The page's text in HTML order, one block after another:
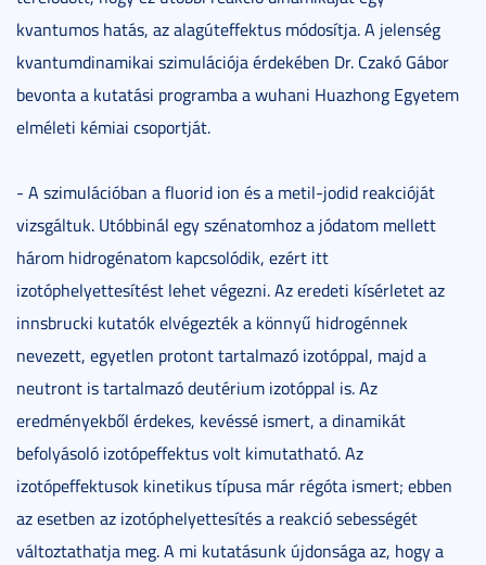
kvantumos hatás, az alagúteffektus módosítja. A jelenség
kvantumdinamikai szimulációja érdekében Dr. Czakó Gábor
bevonta a kutatási programba a wuhani Huazhong Egyetem
elméleti kémiai csoportját.
- A szimulációban a fluorid ion és a metil-jodid reakcióját
vizsgáltuk. Utóbbinál egy szénatomhoz a jódatom mellett
három hidrogénatom kapcsolódik, ezért itt
izotóphelyettesítést lehet végezni. Az eredeti kísérletet az
innsbrucki kutatók elvégezték a könnyű hidrogénnek
nevezett, egyetlen protont tartalmazó izotóppal, majd a
neutront is tartalmazó deutérium izotóppal is. Az
eredményekből érdekes, kevéssé ismert, a dinamikát
befolyásoló izotópeffektus volt kimutatható. Az
izotópeffektusok kinetikus típusa már régóta ismert; ebben
az esetben az izotóphelyettesítés a reakció sebességét
változtathatja meg. A mi kutatásunk újdonsága az, hogy a